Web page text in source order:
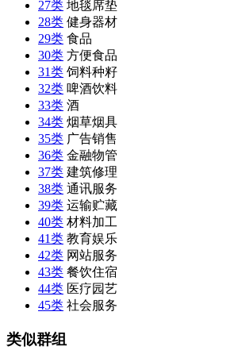
27类 地毯席垫
28类 健身器材
29类 食品
30类 方便食品
31类 饲料种籽
32类 啤酒饮料
33类 酒
34类 烟草烟具
35类 广告销售
36类 金融物管
37类 建筑修理
38类 通讯服务
39类 运输贮藏
40类 材料加工
41类 教育娱乐
42类 网站服务
43类 餐饮住宿
44类 医疗园艺
45类 社会服务
类似群组